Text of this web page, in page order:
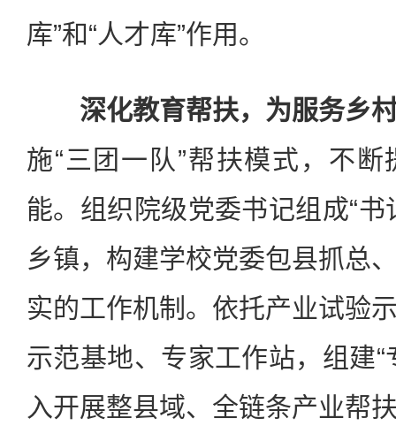
库”和“人才库”作用。
深化教育帮扶，为服务乡
施“三团一队”帮扶模式，不
能。组织院级党委书记组成“
乡镇，构建学校党委包县抓总
实的工作机制。依托产业试验
示范基地、专家工作站，组建“
入开展整县域、全链条产业帮